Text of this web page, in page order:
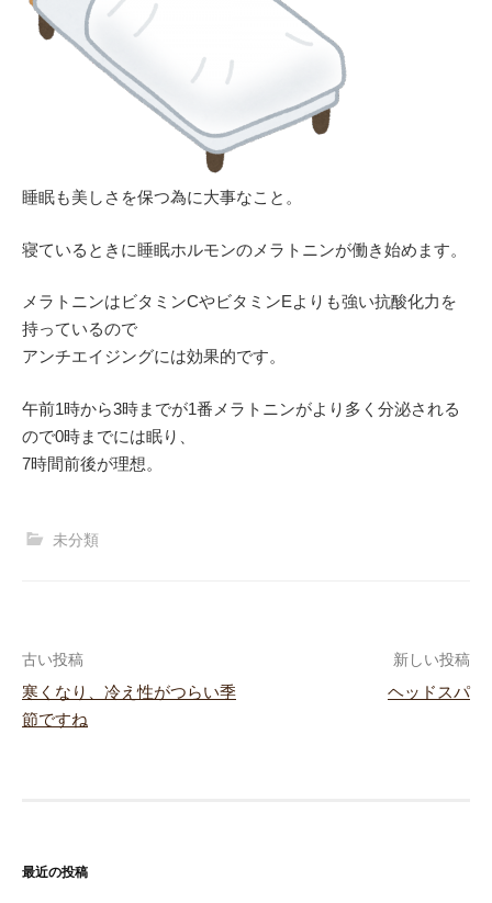
睡眠も美しさを保つ為に大事なこと。
寝ているときに睡眠ホルモンのメラトニンが働き始めます。
メラトニンはビタミンCやビタミンEよりも強い抗酸化力を
持っているので
アンチエイジングには効果的です。
午前1時から3時までが1番メラトニンがより多く分泌される
ので0時までには眠り、
7時間前後が理想。
未分類
投
ゲ
古い投稿
寒くなり、冷え性がつらい季
節ですね
新しい投稿
ヘッドスパ
最近の投稿